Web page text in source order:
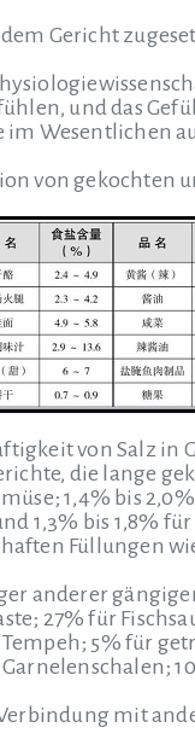
Gericht
und das
im Wesentlichen
von gekochten
von Salz in
die lange
1,4% bis
1,3% bis 1,8%
Füllungen
anderer
27% für
5% für
mit